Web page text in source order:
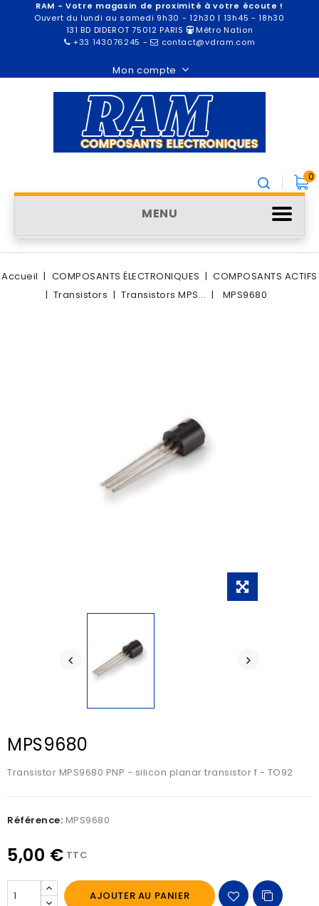
RAM - Votre magasin de proximité à votre écoute !
Ouvert du lundi au samedi 9h30 - 12h30 | 13h45 - 18h30
131 BD DIDEROT 75012 PARIS
Métro Nation
+33 143076245 - contact@vdram.com
Mon compte
0
MENU
Accueil COMPOSANTS ÉLECTRONIQUES
COMPOSANTS ACTIFS
Transistors
Transistors MPS... MPS9680
MPS9680
Transistor MPS9680 PNP - silicon planar transistor f - TO92
Référence: MPS9680
5,00 € TTC
AJOUTER AU PANIER